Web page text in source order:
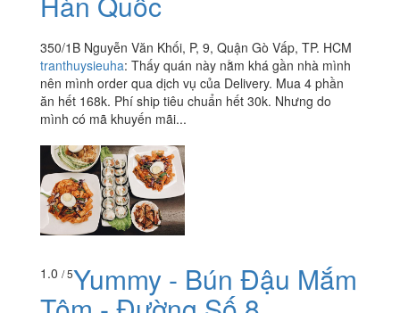
350/1B Nguyễn Văn Khối, P, 9, Quận Gò Vấp, TP. HCM
tranthuysieuha: Thấy quán này nằm khá gần nhà mình
nên mình order qua dịch vụ của Delivery. Mua 4 phần
ăn hết 168k. Phí ship tiêu chuẩn hết 30k. Nhưng do
mình có mã khuyến mãi...
1.0 / 5Yummy - Bún Đậu Mắm